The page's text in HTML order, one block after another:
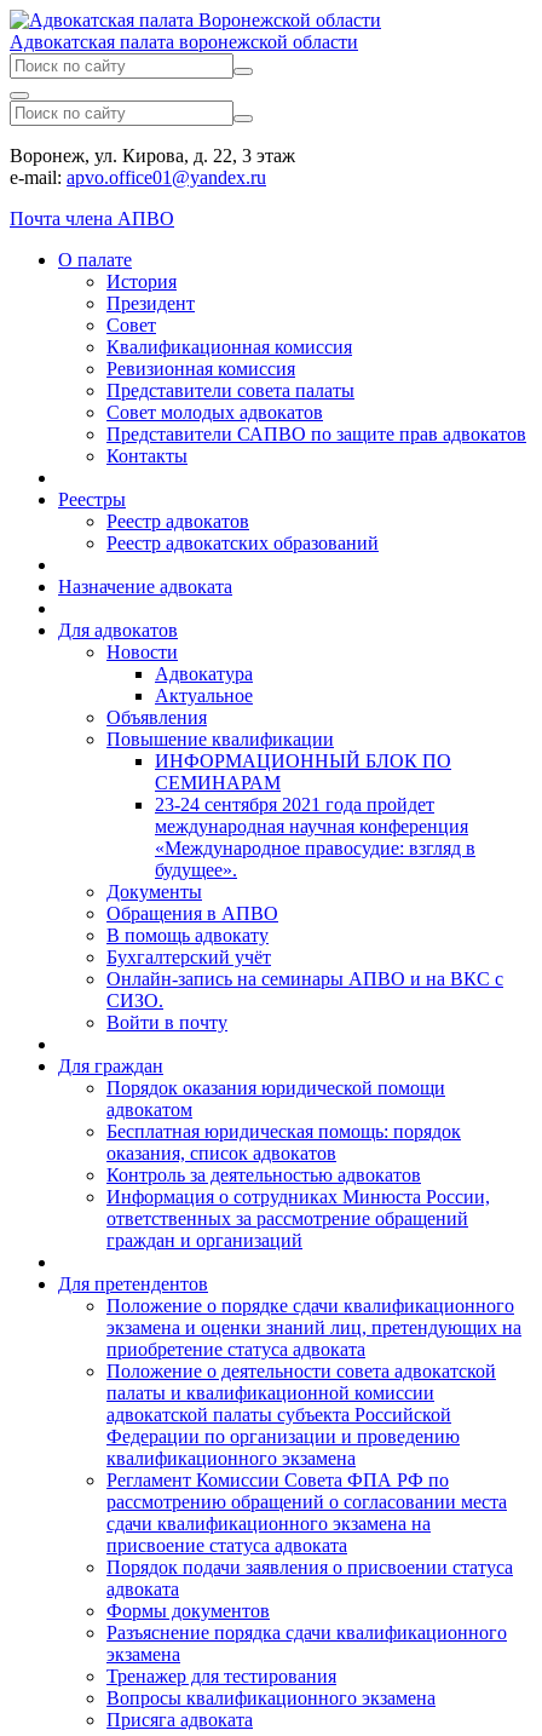
Адвокатская палата воронежской области
Воронеж, ул. Кирова, д. 22, 3 этаж
e-mail: apvo.office01@yandex.ru
Почта члена АПВО
О палате
История
Президент
Совет
Квалификационная комиссия
Ревизионная комиссия
Представители совета палаты
Совет молодых адвокатов
Представители САПВО по защите прав адвокатов
Контакты
Реестры
Реестр адвокатов
Реестр адвокатских образований
Назначение адвоката
Для адвокатов
Новости
Адвокатура
Актуальное
Объявления
Повышение квалификации
ИНФОРМАЦИОННЫЙ БЛОК ПО
СЕМИНАРАМ
23-24 сентября 2021 года пройдет
международная научная конференция
«Международное правосудие: взгляд в
будущее».
Документы
Обращения в АПВО
В помощь адвокату
Бухгалтерский учёт
Онлайн-запись на семинары АПВО и на ВКС с
СИЗО.
Войти в почту
Для граждан
Порядок оказания юридической помощи
адвокатом
Бесплатная юридическая помощь: порядок
оказания, список адвокатов
Контроль за деятельностью адвокатов
Информация о сотрудниках Минюста России,
ответственных за рассмотрение обращений
граждан и организаций
Для претендентов
Положение о порядке сдачи квалификационного
экзамена и оценки знаний лиц, претендующих на
приобретение статуса адвоката
Положение о деятельности совета адвокатской
палаты и квалификационной комиссии
адвокатской палаты субъекта Российской
Федерации по организации и проведению
квалификационного экзамена
Регламент Комиссии Совета ФПА РФ по
рассмотрению обращений о согласовании места
сдачи квалификационного экзамена на
присвоение статуса адвоката
Порядок подачи заявления о присвоении статуса
адвоката
Формы документов
Разъяснение порядка сдачи квалификационного
экзамена
Тренажер для тестирования
Вопросы квалификационного экзамена
Присяга адвоката